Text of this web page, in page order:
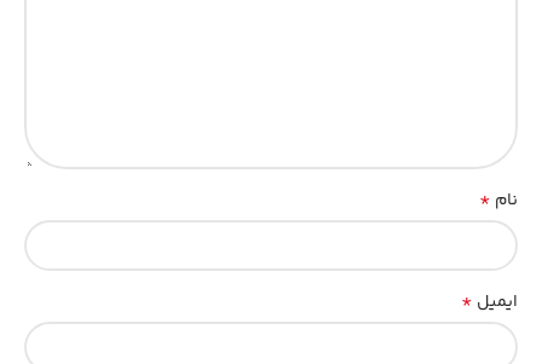
نام *
ایمیل *